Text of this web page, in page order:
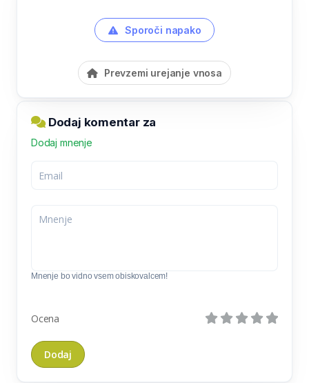
Sporoči napako
Prevzemi urejanje vnosa
Dodaj komentar za
Dodaj mnenje
Mnenje bo vidno vsem obiskovalcem!
Ocena